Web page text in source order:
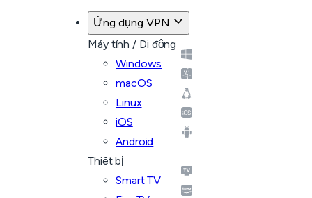
Ứng dụng VPN
Máy tính / Di động
Windows
macOS
Linux
iOS
Android
Thiết bị
Smart TV